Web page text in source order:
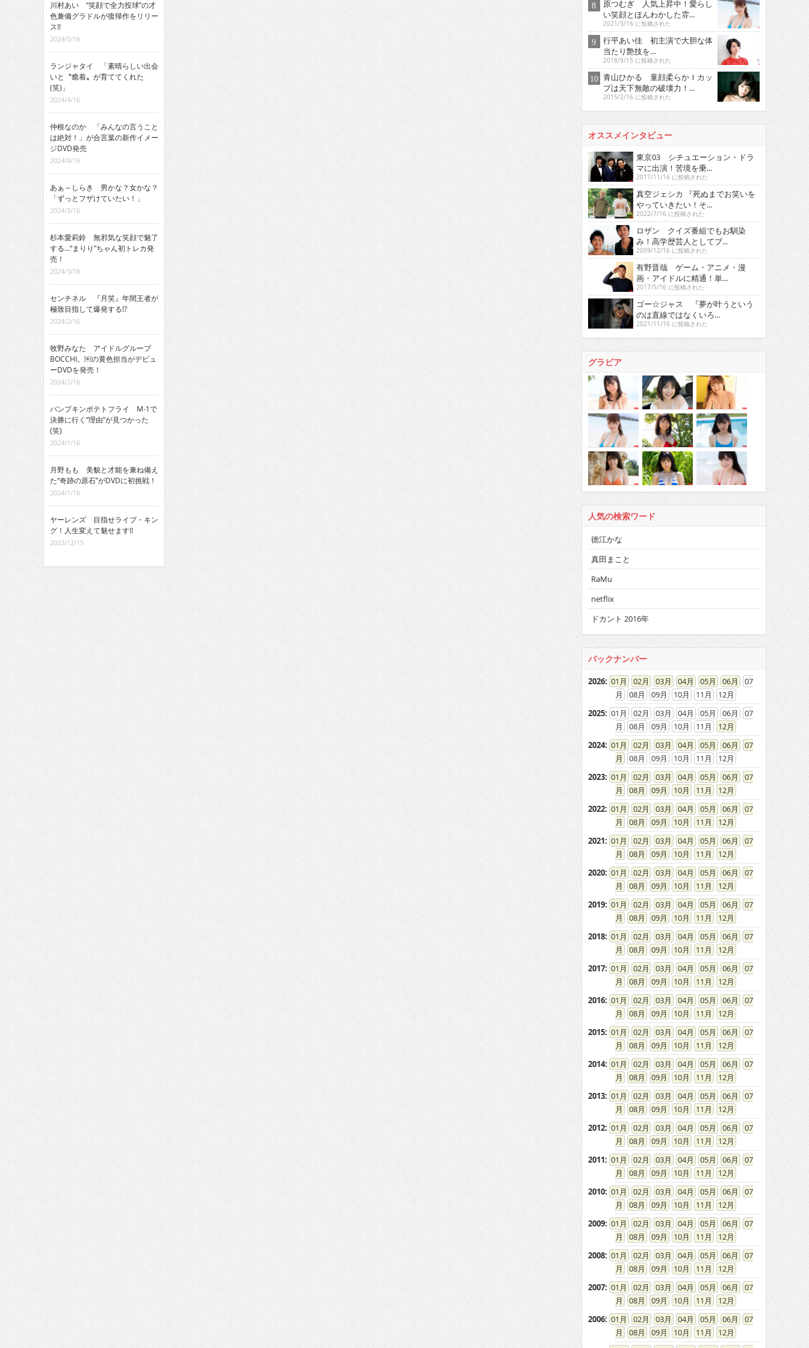
川村あい “笑顔で全力投球”の才
色兼備グラドルが復帰作をリリー
ス!!
2024/5/16
ランジャタイ 「素晴らしい出会
いと〝癒着〟が育ててくれた
(笑)」
2024/4/16
仲根なのか 「みんなの言うこと
は絶対！」が合言葉の新作イメー
ジDVD発売
2024/4/16
あぁ～しらき 男かな？女かな？
「ずっとフザけていたい！」
2024/3/16
杉本愛莉鈴 無邪気な笑顔で魅了
する…“まりり”ちゃん初トレカ発
売！
2024/3/16
センチネル 『月笑』年間王者が
極致目指して爆発する!?
2024/2/16
牧野みなた アイドルグループ
BOCCHI。￼の黄色担当がデビュ
ーDVDを発売！
2024/2/16
パンプキンポテトフライ M-1で
決勝に行く“理由”が見つかった
(笑)
2024/1/16
月野もも 美貌と才能を兼ね備え
た“奇跡の原石”がDVDに初挑戦！
2024/1/16
ヤーレンズ 目指せライブ・キン
グ！人生変えて魅せます!!
2023/12/15
原つむぎ 人気上昇中！愛らし
い笑顔とほんわかした雰...
2021/3/16 に投稿された
行平あい佳 初主演で大胆な体
当たり艶技を…
2018/9/15 に投稿された
青山ひかる 童顔柔らかＩカッ
プは天下無敵の破壊力！...
2015/2/16 に投稿された
オススメインタビュー
東京03 シチュエーション・ドラ
マに出演！苦境を乗...
2017/11/16 に投稿された
真空ジェシカ 『死ぬまでお笑いを
やっていきたい！そ...
2022/7/16 に投稿された
ロザン クイズ番組でもお馴染
み！高学歴芸人としてブ...
2009/12/16 に投稿された
有野晋哉 ゲーム・アニメ・漫
画・アイドルに精通！単...
2017/5/16 に投稿された
ゴー☆ジャス 『夢が叶うという
のは直線ではなくいろ...
2021/11/16 に投稿された
グラビア
人気の検索ワード
徳江かな
真田まこと
RaMu
netflix
ドカント 2016年
バックナンバー
2026: 01 02 03 04 05 06
07
08
09 10 11
12
2025: 01 02 03 04 05 06
07
08
09 10 11
12
2024: 01 02 03 04 05 06
07
08
09 10 11
12
2023: 01 02 03 04 05 06
07
08
09 10 11
12
2022: 01 02 03 04 05 06
07
08
09 10 11
12
2021: 01 02 03 04 05 06
07
08
09 10 11
12
2020: 01 02 03 04 05 06
07
08
09 10 11
12
2019: 01 02 03 04 05 06
07
08
09 10 11
12
2018: 01 02 03 04 05 06
07
08
09 10 11
12
2017: 01 02 03 04 05 06
07
08
09 10 11
12
2016: 01 02 03 04 05 06
07
08
09 10 11
12
2015: 01 02 03 04 05 06
07
08
09 10 11
12
2014: 01 02 03 04 05 06
07
08
09 10 11
12
2013: 01 02 03 04 05 06
07
08
09 10 11
12
2012: 01 02 03 04 05 06
07
08
09 10 11
12
2011: 01 02 03 04 05 06
07
08
09 10 11
12
2010: 01 02 03 04 05 06
07
08
09 10 11
12
2009: 01 02 03 04 05 06
07
08
09 10 11
12
2008: 01 02 03 04 05 06
07
08
09 10 11
12
2007: 01 02 03 04 05 06
07
08
09 10 11
12
2006: 01 02 03 04 05 06
07
08
09 10 11
12